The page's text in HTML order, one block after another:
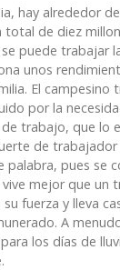
hay alrededor
total de diez
puede trabajar
unos
El
por la
trabajo, que lo
de
palabra, pues se
vive mejor que
fuerza y lleva
A
los días de